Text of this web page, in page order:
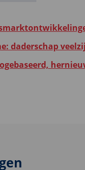
daderschap